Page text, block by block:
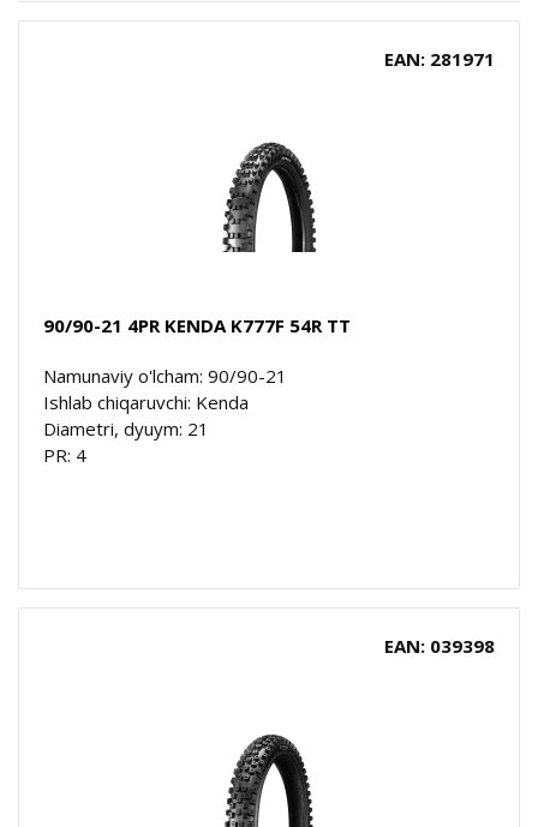
EAN: 281971
90/90-21 4PR KENDA K777F 54R TT
Namunaviy o'lcham: 90/90-21
Ishlab chiqaruvchi: Kenda
Diametri, dyuym: 21
PR: 4
EAN: 039398